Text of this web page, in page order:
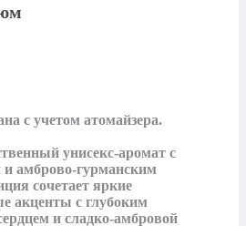
с учетом атомайзера.
унисекс-аромат с
и амброво‑гурманским
сочетает яркие
акценты с глубоким
и сладко-амбровой